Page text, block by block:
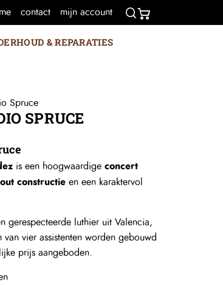
contact mijn account
& REPARATIES
Spruce
SPRUCE
is een hoogwaardige concert
constructie en een karaktervol
gerespecteerde luthier uit Valencia,
vier assistenten worden gebouwd
prijs aangeboden.